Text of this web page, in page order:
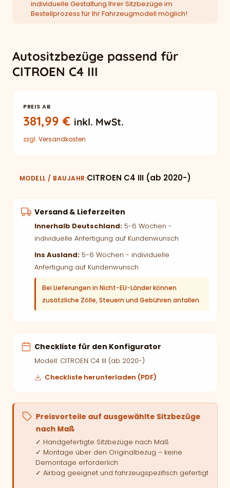
individuelle Gestaltung Ihrer Sitzbezüge im
Bestellprozess für Ihr Fahrzeugmodell möglich!
Autositzbezüge passend für
CITROEN C4 III
PREIS AB
381,99€ inkl. MwSt.
zzgl. Versandkosten
MODELL / BAUJAHR CITROEN C4 III (ab 2020-)
Versand & Lieferzeiten
Innerhalb Deutschland: 5-6 Wochen -
individuelle Anfertigung auf Kundenwunsch
Ins Ausland: 5-6 Wochen - individuelle
Anfertigung auf Kundenwunsch
Bei Lieferungen in Nicht-EU-Länder können
zusätzliche Zölle, Steuern und Gebühren anfallen.
Checkliste für den Konfigurator
Modell: CITROEN C4 III (ab 2020-)
Checkliste herunterladen (PDF)
Preisvorteile auf ausgewählte Sitzbezüge
nach Maß
✓ Handgefertigte Sitzbezüge nach Maß
✓ Montage über den Originalbezug – keine
Demontage erforderlich
✓ Airbag geeignet und fahrzeugspezifisch gefertigt